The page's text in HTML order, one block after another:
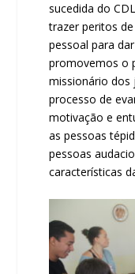
sucedida do
trazer peritos
pessoal para
promovemos o
missionário dos
processo de
motivação e
as pessoas
pessoas
características